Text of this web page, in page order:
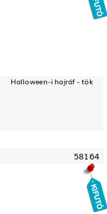
Halloween-i hajráf - tök
58164